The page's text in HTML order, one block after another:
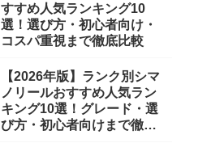
すすめ人気ランキング10
選！選び方・初心者向け・
コスパ重視まで徹底比較
【2026年版】ランク別シマ
ノリールおすすめ人気ラン
キング10選！グレード・選
び方・初心者向けまで徹底